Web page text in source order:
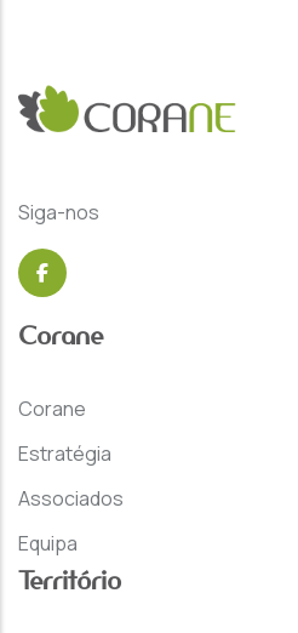
Siga-nos
Corane
Corane
Estratégia
Associados
Equipa
Território